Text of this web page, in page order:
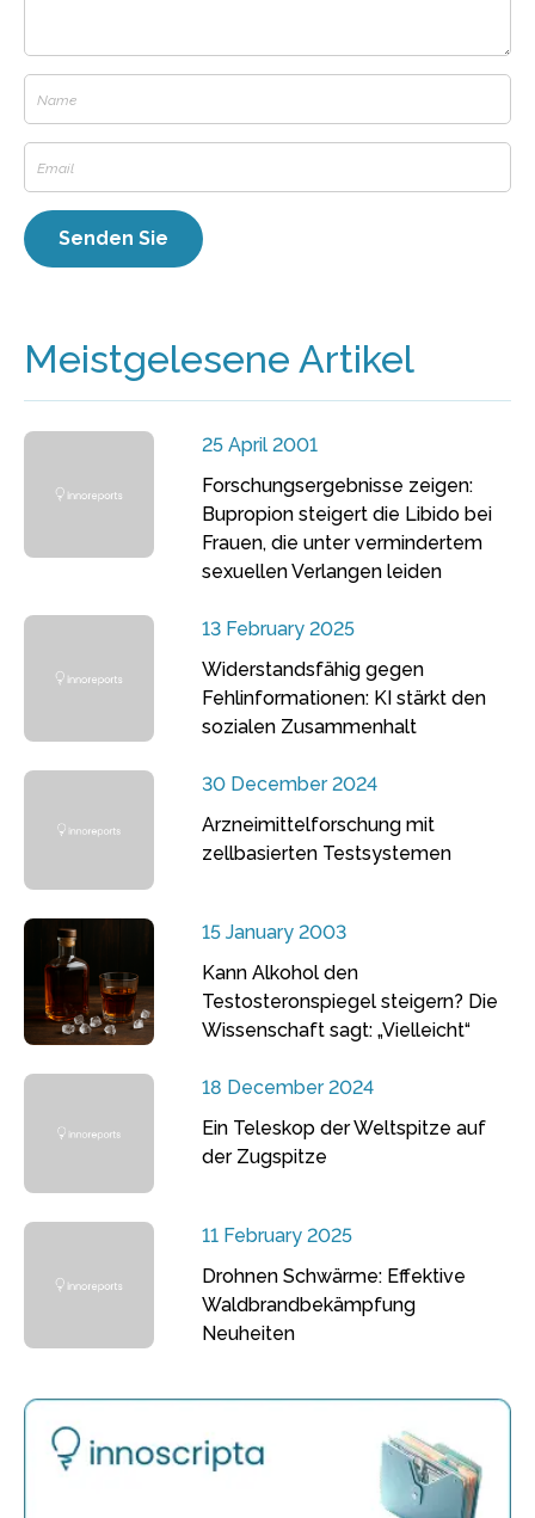
Meistgelesene Artikel
25 April 2001
Forschungsergebnisse zeigen:
Bupropion steigert die Libido bei
Frauen, die unter vermindertem
sexuellen Verlangen leiden
13 February 2025
Widerstandsfähig gegen
Fehlinformationen: KI stärkt den
sozialen Zusammenhalt
30 December 2024
Arzneimittelforschung mit
zellbasierten Testsystemen
15 January 2003
Kann Alkohol den
Testosteronspiegel steigern? Die
Wissenschaft sagt: „Vielleicht“
18 December 2024
Ein Teleskop der Weltspitze auf
der Zugspitze
11 February 2025
Drohnen Schwärme: Effektive
Waldbrandbekämpfung
Neuheiten